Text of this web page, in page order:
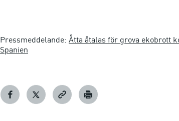
Pressmeddelande: Åtta åtalas för grova ekobrott
Spanien